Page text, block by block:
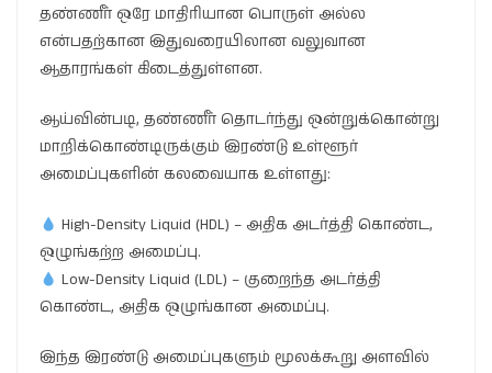
தண்ணீர் ஒரே மாதிரியான பொருள் அல்ல
என்பதற்கான இதுவரையிலான வலுவான
ஆதாரங்கள் கிடைத்துள்ளன.
ஆய்வின்படி, தண்ணீர் தொடர்ந்து ஒன்றுக்கொன்று
மாறிக்கொண்டிருக்கும் இரண்டு உள்ளூர்
அமைப்புகளின் கலவையாக உள்ளது:
High-Density Liquid (HDL) – அதிக அடர்த்தி கொண்ட,
ஒழுங்கற்ற அமைப்பு.
Low-Density Liquid (LDL) – குறைந்த அடர்த்தி
கொண்ட, அதிக ஒழுங்கான அமைப்பு.
இந்த இரண்டு அமைப்புகளும் மூலக்கூறு அளவில்